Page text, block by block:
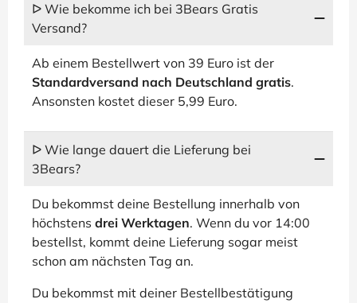
ᐅ Wie bekomme ich bei 3Bears Gratis
Versand?
Ab einem Bestellwert von 39 Euro ist der
Standardversand nach Deutschland gratis.
Ansonsten kostet dieser 5,99 Euro.
ᐅ Wie lange dauert die Lieferung bei
3Bears?
Du bekommst deine Bestellung innerhalb von
höchstens drei Werktagen. Wenn du vor 14:00
bestellst, kommt deine Lieferung sogar meist
schon am nächsten Tag an.
Du bekommst mit deiner Bestellbestätigung